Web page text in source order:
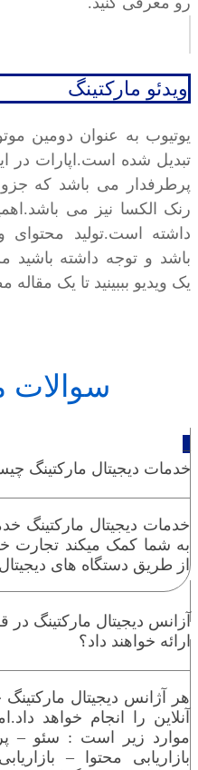
ویدئو مارکتینگ
یوتیوب به عنوان دومین
تبدیل شده است.اپارات در
پرطرفدار می باشد که
رنک الکسا نیز می
داشته است.تولید محتوای
باشد و توجه داشته باشید
یک ویدیو بببینید تا یک مقاله
سوالات
خدمات دیجیتال مارکتینگ
خدمات دیجیتال مارکتینگ
به شما کمک میکند تجارت
از طریق دستگاه های
آزانس دیجیتال مارکتینگ در
ارائه خواهند داد؟
هر آژانس دیجیتال
آنلاین را انجام خواهد
موارد زیر است : سئو –
بازاریابی محتوا –